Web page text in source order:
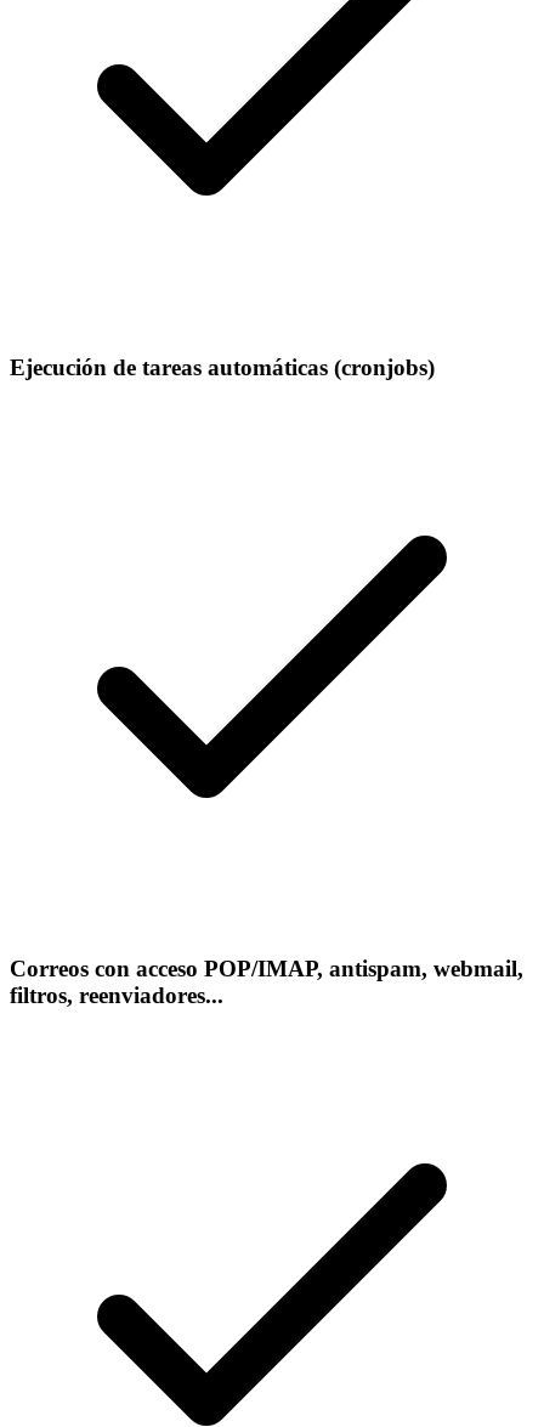
Ejecución de tareas automáticas (cronjobs)
Correos con acceso POP/IMAP, antispam, webmail,
filtros, reenviadores...